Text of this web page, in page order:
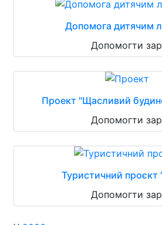
Допомога дитячим
Допомогти
Проект "Щасливий
Допомогти
Туристичний проєкт
Допомогти